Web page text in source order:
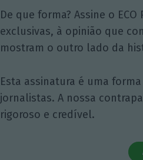
De que forma? Assine o
exclusivas, à opinião que
mostram o outro lado da
Esta assinatura é uma
jornalistas. A nossa
rigoroso e credível.